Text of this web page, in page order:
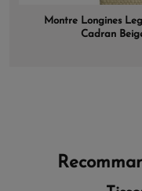
Montre Longines
Cadran